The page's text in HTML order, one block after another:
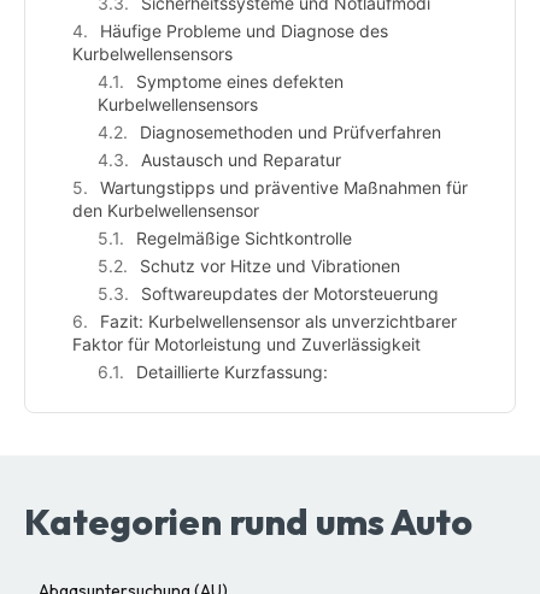
Häufige Probleme und Diagnose des
Kurbelwellensensors
Symptome eines defekten
Kurbelwellensensors
Diagnosemethoden und Prüfverfahren
Austausch und Reparatur
Wartungstipps und präventive Maßnahmen für
den Kurbelwellensensor
Regelmäßige Sichtkontrolle
Schutz vor Hitze und Vibrationen
Softwareupdates der Motorsteuerung
Fazit: Kurbelwellensensor als unverzichtbarer
Faktor für Motorleistung und Zuverlässigkeit
Detaillierte Kurzfassung:
Kategorien rund ums Auto